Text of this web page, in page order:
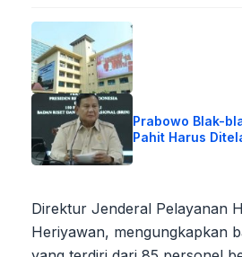
Prabowo Blak-
Pahit Harus
Direktur Jenderal Pelayanan
Heriyawan, mengungkapkan